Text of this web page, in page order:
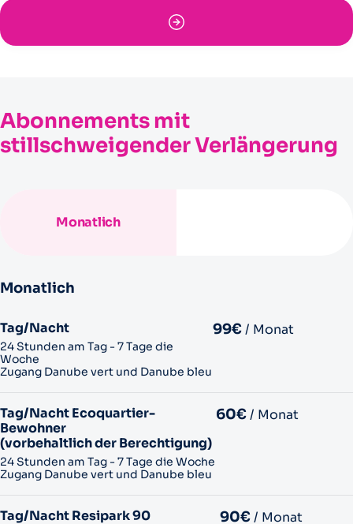
Abonnements mit
stillschweigender Verlängerung
Monatlich
Monatlich
Tag/Nacht
24 Stunden am Tag - 7 Tage die
Woche
Zugang Danube vert und Danube bleu
99€ / Monat
Tag/Nacht Ecoquartier-
Bewohner
(vorbehaltlich der Berechtigung)
24 Stunden am Tag - 7 Tage die Woche
Zugang Danube vert und Danube bleu
60€ / Monat
Tag/Nacht Resipark 90
90€ / Monat